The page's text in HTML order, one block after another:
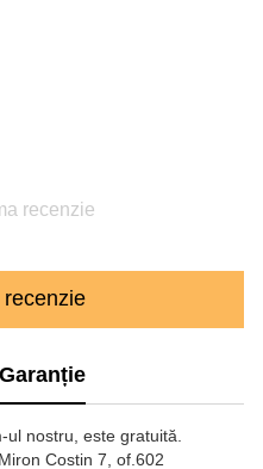
recenzie
Garanție
nostru, este gratuită.
Costin 7, of.602